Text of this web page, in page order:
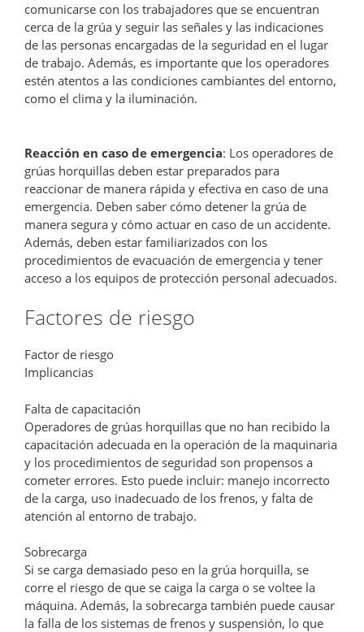
comunicarse con los trabajadores que se encuentran
cerca de la grúa y seguir las señales y las indicaciones
de las personas encargadas de la seguridad en el lugar
de trabajo. Además, es importante que los operadores
estén atentos a las condiciones cambiantes del entorno,
como el clima y la iluminación.
Reacción en caso de emergencia: Los operadores de
grúas horquillas deben estar preparados para
reaccionar de manera rápida y efectiva en caso de una
emergencia. Deben saber cómo detener la grúa de
manera segura y cómo actuar en caso de un accidente.
Además, deben estar familiarizados con los
procedimientos de evacuación de emergencia y tener
acceso a los equipos de protección personal adecuados.
Factores de riesgo
Factor de riesgo
Implicancias
Falta de capacitación
Operadores de grúas horquillas que no han recibido la
capacitación adecuada en la operación de la maquinaria
y los procedimientos de seguridad son propensos a
cometer errores. Esto puede incluir: manejo incorrecto
de la carga, uso inadecuado de los frenos, y falta de
atención al entorno de trabajo.
Sobrecarga
Si se carga demasiado peso en la grúa horquilla, se
corre el riesgo de que se caiga la carga o se voltee la
máquina. Además, la sobrecarga también puede causar
la falla de los sistemas de frenos y suspensión, lo que